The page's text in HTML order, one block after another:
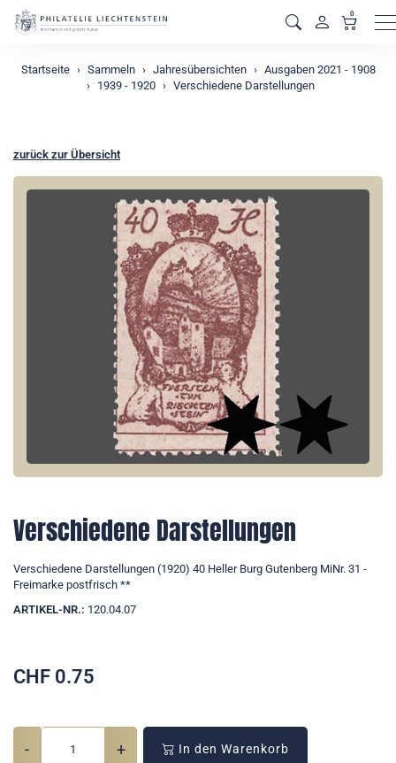
0
Startseite Sammeln Jahresübersichten
Ausgaben 2021 - 1908
1939 - 1920
Verschiedene Darstellungen
zurück zur Übersicht
Verschiedene Darstellungen
Verschiedene Darstellungen (1920) 40 Heller Burg Gutenberg MiNr. 31 -
Freimarke postfrisch **
ARTIKEL-NR.: 120.04.07
CHF 0.75
- + In den Warenkorb